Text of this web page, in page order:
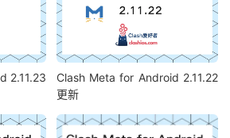
2.11.23
Clash Meta for Android 2.11.22
更新